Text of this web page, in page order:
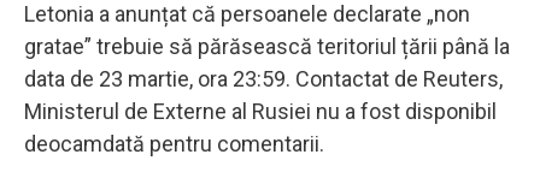
Letonia a anunțat că persoanele declarate „non
gratae” trebuie să părăsească teritoriul țării până la
data de 23 martie, ora 23:59. Contactat de Reuters,
Ministerul de Externe al Rusiei nu a fost disponibil
deocamdată pentru comentarii.